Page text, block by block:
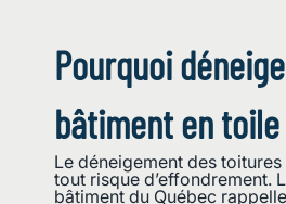
Pourquoi
bâtiment en toile
Le déneigement des toitures
tout risque d’effondrement.
bâtiment du Québec rappelle